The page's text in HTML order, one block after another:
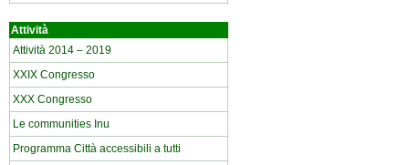
Attività
Attività 2014 – 2019
XXIX Congresso
XXX Congresso
Le communities Inu
Programma Città accessibili a tutti